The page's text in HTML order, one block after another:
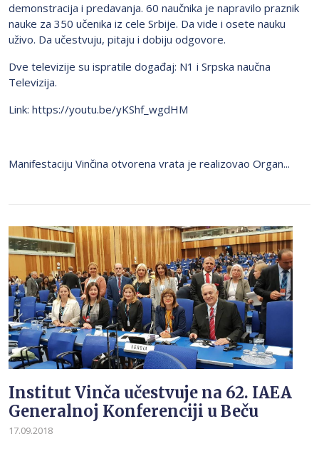
demonstracija i predavanja. 60 naučnika je napravilo praznik
nauke za 350 učenika iz cele Srbije. Da vide i osete nauku
uživo. Da učestvuju, pitaju i dobiju odgovore.
Dve televizije su ispratile događaj: N1 i Srpska naučna
Televizija.
Link: https://youtu.be/yKShf_wgdHM
Manifestaciju Vinčina otvorena vrata je realizovao Organ...
Institut Vinča učestvuje na 62. IAEA
Generalnoj Konferenciji u Beču
17.09.2018